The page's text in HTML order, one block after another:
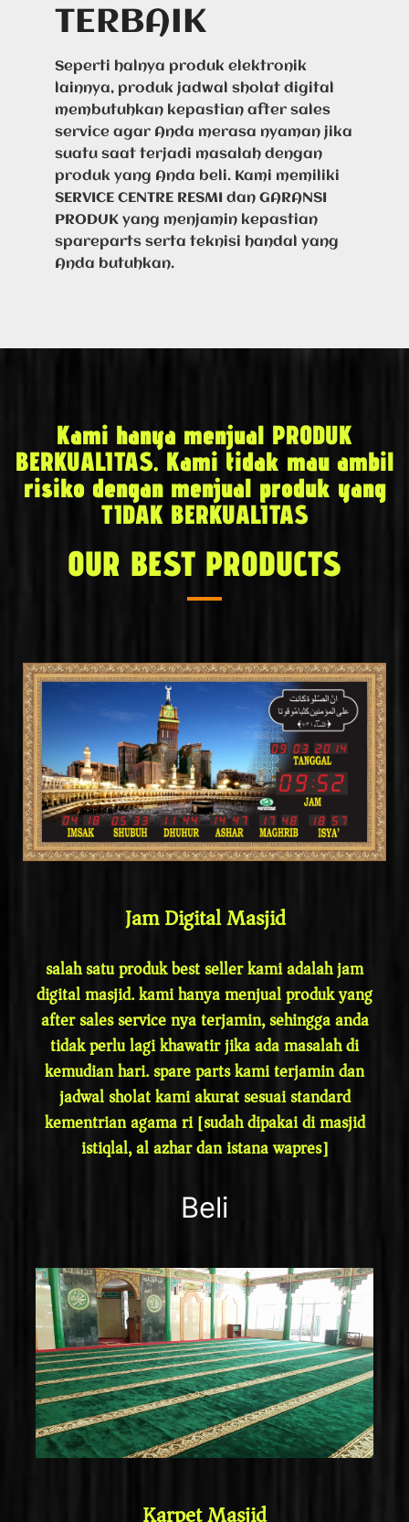
TERBAIK
Seperti halnya produk elektronik
lainnya, produk jadwal sholat digital
membutuhkan kepastian after sales
service agar Anda merasa nyaman jika
suatu saat terjadi masalah dengan
produk yang Anda beli. Kami memiliki
SERVICE CENTRE RESMI dan GARANSI
PRODUK yang menjamin kepastian
spareparts serta teknisi handal yang
Anda butuhkan.
Kami hanya menjual PRODUK
BERKUALITAS. Kami tidak mau ambil
risiko dengan menjual produk yang
TIDAK BERKUALITAS
OUR BEST PRODUCTS
Jam Digital Masjid
salah satu produk best seller kami adalah jam
digital masjid. kami hanya menjual produk yang
after sales service nya terjamin, sehingga anda
tidak perlu lagi khawatir jika ada masalah di
kemudian hari. spare parts kami terjamin dan
jadwal sholat kami akurat sesuai standard
kementrian agama ri [sudah dipakai di masjid
istiqlal, al azhar dan istana wapres]
Beli